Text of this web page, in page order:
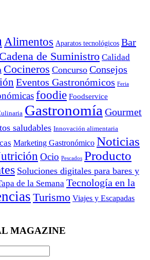
Alimentos Aparatos tecnológicos Bar
Cadena de Suministro Calidad
Cocineros Concurso Consejos
Eventos Gastronómicos Feria
foodie Foodservice
Gastronomía Gourmet
saludables Innovación alimentaria
Marketing Gastronómico Noticias
Ocio Pescados Producto
Soluciones digitales para bares y
de la Semana Tecnología en la
Turismo Viajes y Escapadas
MAGAZINE